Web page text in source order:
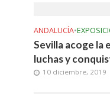
ANDALUCÍA•
Sevilla acoge la
luchas y
10 diciembre, 2019